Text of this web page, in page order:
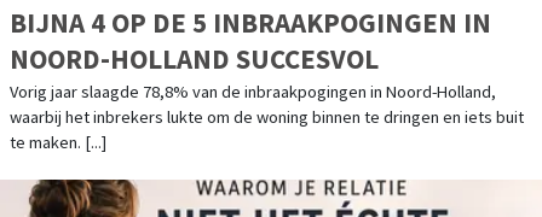
BIJNA 4 OP DE 5 INBRAAKPOGINGEN IN
NOORD-HOLLAND SUCCESVOL
Vorig jaar slaagde 78,8% van de inbraakpogingen in Noord-Holland,
waarbij het inbrekers lukte om de woning binnen te dringen en iets buit
te maken. [...]